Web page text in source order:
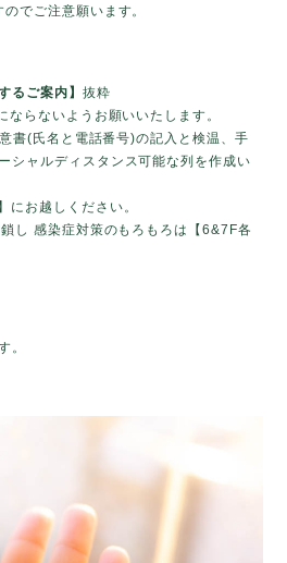
でご注意願います。
るご案内】 抜粋
らないようお願いいたします。
書(氏名と電話番号)の記入と検温、手
シャルディスタンス可能な列を作成い
にお越しください。
し 感染症対策のもろもろは【6&7F各
。